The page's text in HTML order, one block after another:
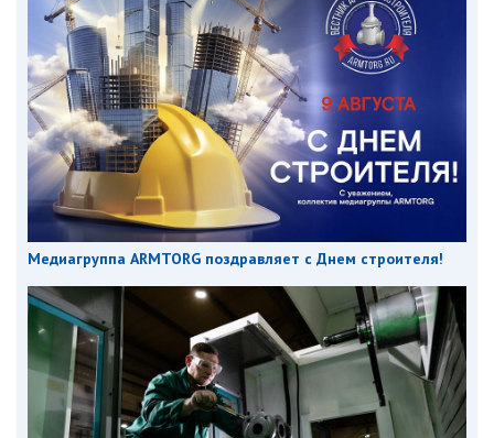
Медиагруппа ARMTORG поздравляет с Днем строителя!